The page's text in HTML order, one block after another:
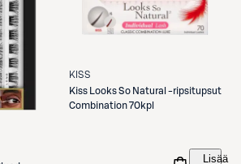
KISS
Kiss Looks So Natural -ripsitupsut
Combination 70kpl
Lisää